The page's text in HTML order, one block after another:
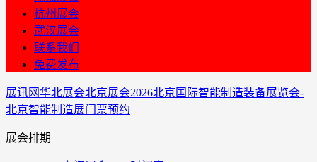
杭州展会
武汉展会
联系我们
免费发布
展讯网华北展会北京展会2026北京国际智能制造装备展览会-
北京智能制造展门票预约
展会排期